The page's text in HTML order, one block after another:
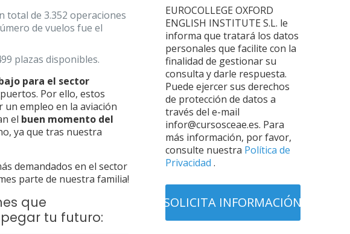
total de 3.352 operaciones
de vuelos fue el
plazas disponibles.
para el sector
Por ello, estos
empleo en la aviación
el buen momento del
ya que tras nuestra
demandados en el sector
parte de nuestra familia!
que
tu futuro:
EUROCOLLEGE OXFORD
ENGLISH INSTITUTE S.L. le
informa que tratará los datos
personales que facilite con la
finalidad de gestionar su
consulta y darle respuesta.
Puede ejercer sus derechos
de protección de datos a
través del e-mail
infor@cursosceae.es. Para
más información, por favor,
consulte nuestra Política de
Privacidad .